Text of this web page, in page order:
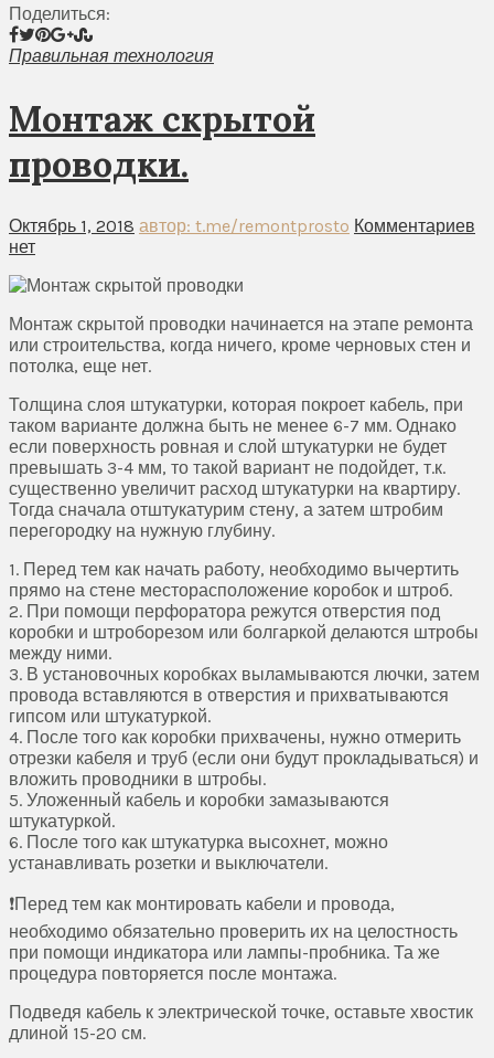
Поделиться:
Правильная технология
Монтаж скрытой
проводки.
Октябрь 1, 2018 автор: t.me/remontprosto Комментариев
нет
Монтаж скрытой проводки начинается на этапе ремонта
или строительства, когда ничего, кроме черновых стен и
потолка, еще нет.
Толщина слоя штукатурки, которая покроет кабель, при
таком варианте должна быть не менее 6-7 мм. Однако
если поверхность ровная и слой штукатурки не будет
превышать 3-4 мм, то такой вариант не подойдет, т.к.
существенно увеличит расход штукатурки на квартиру.
Тогда сначала отштукатурим стену, а затем штробим
перегородку на нужную глубину.
1. Перед тем как начать работу, необходимо вычертить
прямо на стене месторасположение коробок и штроб.
2. При помощи перфоратора режутся отверстия под
коробки и штроборезом или болгаркой делаются штробы
между ними.
3. В установочных коробках выламываются лючки, затем
провода вставляются в отверстия и прихватываются
гипсом или штукатуркой.
4. После того как коробки прихвачены, нужно отмерить
отрезки кабеля и труб (если они будут прокладываться) и
вложить проводники в штробы.
5. Уложенный кабель и коробки замазываются
штукатуркой.
6. После того как штукатурка высохнет, можно
устанавливать розетки и выключатели.
❗️Перед тем как монтировать кабели и провода,
необходимо обязательно проверить их на целостность
при помощи индикатора или лампы-пробника. Та же
процедура повторяется после монтажа.
Подведя кабель к электрической точке, оставьте хвостик
длиной 15-20 см.